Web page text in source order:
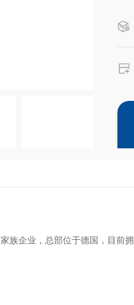
族企业，总部位于德国，目前